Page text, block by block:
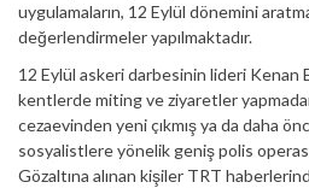
uygulamaların, 12 Eylül dönemini
değerlendirmeler yapılmaktadır.
12 Eylül askeri darbesinin lideri Kenan
kentlerde miting ve ziyaretler
cezaevinden yeni çıkmış ya da daha
sosyalistlere yönelik geniş polis
Gözaltına alınan kişiler TRT